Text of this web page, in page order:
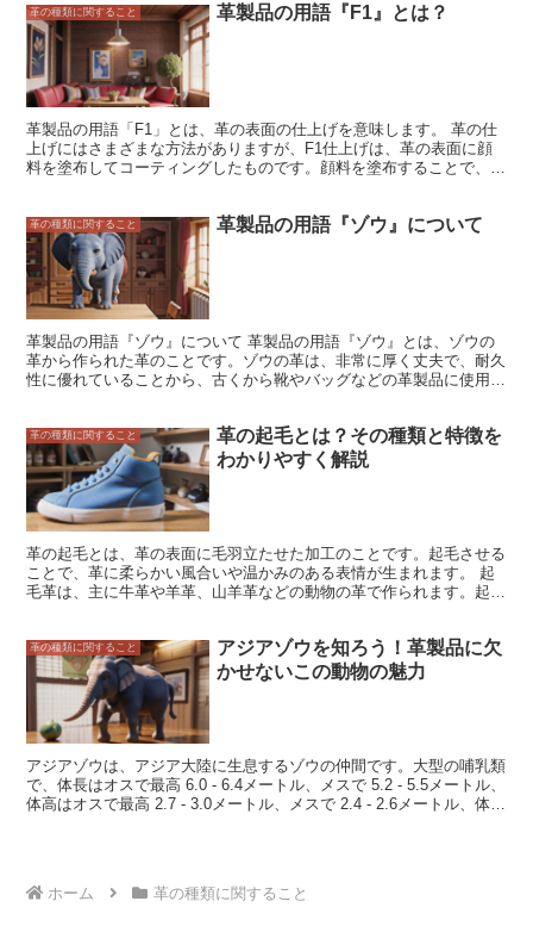
はダニの一種で、主に牛や馬の革を攻撃します。チックによる傷はダ
ニ皮よりも大きく、深い穴として現れます。 コックルはダニの一種
で、主に豚の革を攻撃します。コックルによる傷はダニ皮やチックよ
りも小さく、浅い穴として現れます。 ダニ皮、チック、コックルに
よる虫の傷は、革の質を低下させ、製品の価値を損なう可能性があり
ます。そのため、革製品を購入する際には、虫の傷がないことを確認
することが大切です。
革の種類に関すること 革製品の用語『F1』とは？
革製品の用語「F1」とは、革の表面の仕上げを意味します。 革の仕
上げにはさまざまな方法がありますが、F1仕上げは、革の表面に顔
料を塗布してコーティングしたものです。顔料を塗布することで、革
汚れや傷が付きにくくなり、革の寿命を延ばすことができます。 F1
仕上げは、革製品のなかでも、バッグや財布、ソファなど、比較的手
頃な価格帯の製品に使用されることが多いです。F1仕上げの革製品
は、革の風合いを生かしながら、汚れや傷が付きにくいため、日常使
いに適しています。また、F1仕上げは、さまざまな色に染めること
ができるため、ファッション性も高く、さまざまなシーンで活躍して
くれます。
革の種類に関すること 革製品の用語『ゾウ』について
革製品の用語『ゾウ』について 革製品の用語『ゾウ』とは、ゾウの
革から作られた革のことです。ゾウの革は、非常に厚く丈夫で、耐久
性に優れていることから、古くから靴やバッグなどの革製品に使用さ
類がいます。アフリカゾウは、アフリカ大陸に生息しており、アジア
ゾウは、アジア大陸に生息しています。 アフリカゾウは、アジアゾ
ウよりも体が大きく、耳が大きく、牙が長いです。また、アフリカゾ
ウは、アジアゾウよりも攻撃性が強く、危険な動物として知られてい
ます。
革の種類に関すること
革の起毛とは？その種類と特徴を
わかりやすく解説
革の起毛とは、革の表面に毛羽立たせた加工のことです。起毛させる
ことで、革に柔らかい風合いや温かみのある表情が生まれます。 起
毛革は、主に牛革や羊革、山羊革などの動物の革で作られます。起毛
その風合いや特徴から、衣類やバッグ、靴などの様々な製品に使用さ
れています。また、家具やインテリアとしても人気があります。 起
毛革の魅力は、その柔らかさと温かみのある風合いです。起毛加工に
よって革の表面が毛羽立ち、触り心地が良くなります。また、起毛革
は通気性にも優れているため、夏は涼しく、冬は暖かく着用すること
ができます。 起毛革のデメリットは、汚れや傷が付きやすいことで
す。起毛革は、革の表面が毛羽立っているため、汚れや傷が付きやす
くなります。また、起毛革は水に弱いので、雨や雪に濡らさないよう
に注意が必要です。
革の種類に関すること
アジアゾウを知ろう！革製品に欠
かせないこの動物の魅力
アジアゾウは、アジア大陸に生息するゾウの仲間です。大型の哺乳類
で、体長はオスで最高 6.0 - 6.4メートル、メスで 5.2 - 5.5メートル、
体高はオスで最高 2.7 - 3.0メートル、メスで 2.4 - 2.6メートル、体重
んだりすることができます。 アジアゾウは、森林や草原、湿地帯な
ホーム 革の種類に関すること